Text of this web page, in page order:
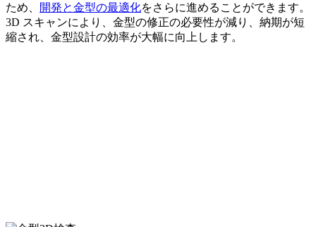
ため、
開発と金型の最適化をさらに進めることができます。
3D スキャンにより、金型の修正の必要性が減り、納期が短
縮され、金型設計の効率が大幅に向上します。